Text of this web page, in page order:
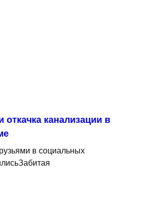
откачка канализации в
в социальных